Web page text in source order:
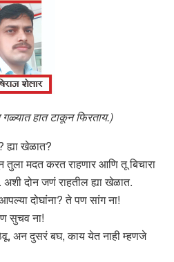
हात टाकून फिरताय.)
खेळात?
तुला मदत करत राहणार आणि तू बिचारा
दोन जणं राहतील ह्या खेळात.
दोघांना? ते पण सांग ना!
सुचव ना!
अन दुसरं बघ, काय येत नाही म्हणजे